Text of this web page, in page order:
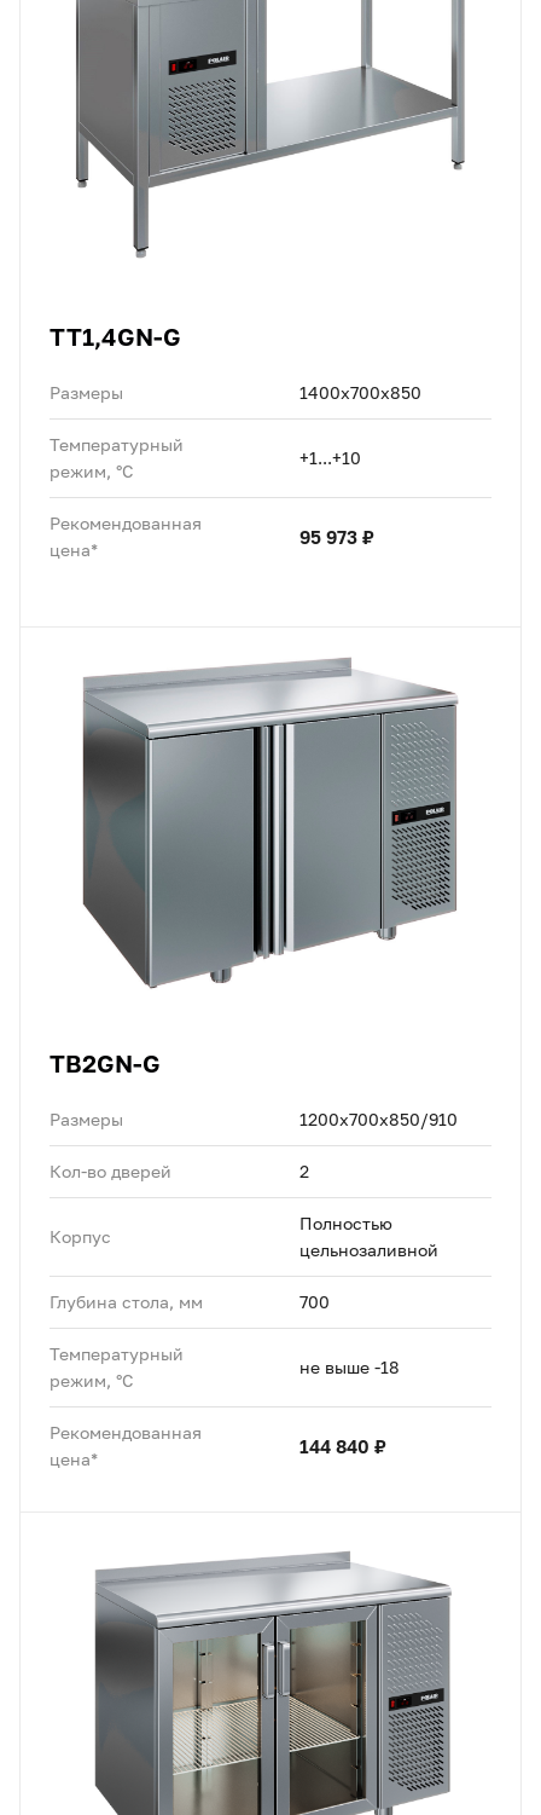
TT1,4GN-G
Размеры 1400х700х850
Температурный
режим, °C
+1...+10
Рекомендованная
цена*
95 973 ₽
TB2GN-G
Размеры 1200х700х850/910
Кол-во дверей 2
Корпус
Полностью
цельнозаливной
Глубина стола, мм 700
Температурный
режим, °C
не выше -18
Рекомендованная
цена*
144 840 ₽